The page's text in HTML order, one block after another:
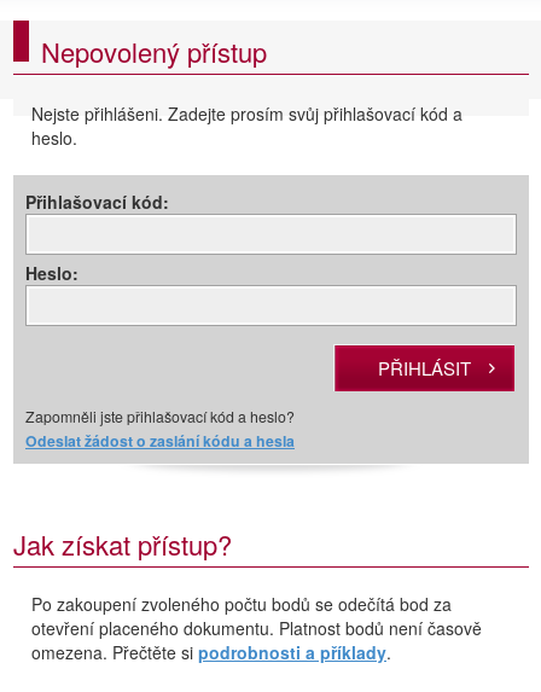
Nepovolený přístup
Nejste přihlášeni. Zadejte prosím svůj přihlašovací kód a
heslo.
Přihlašovací kód:
Heslo:
Zapomněli jste přihlašovací kód a heslo?
Odeslat žádost o zaslání kódu a hesla
Jak získat přístup?
Po zakoupení zvoleného počtu bodů se odečítá bod za
otevření placeného dokumentu. Platnost bodů není časově
omezena. Přečtěte si podrobnosti a příklady.